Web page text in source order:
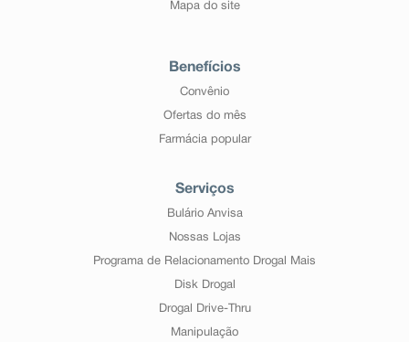
Mapa do site
Benefícios
Convênio
Ofertas do mês
Farmácia popular
Serviços
Bulário Anvisa
Nossas Lojas
Programa de Relacionamento Drogal Mais
Disk Drogal
Drogal Drive-Thru
Manipulação